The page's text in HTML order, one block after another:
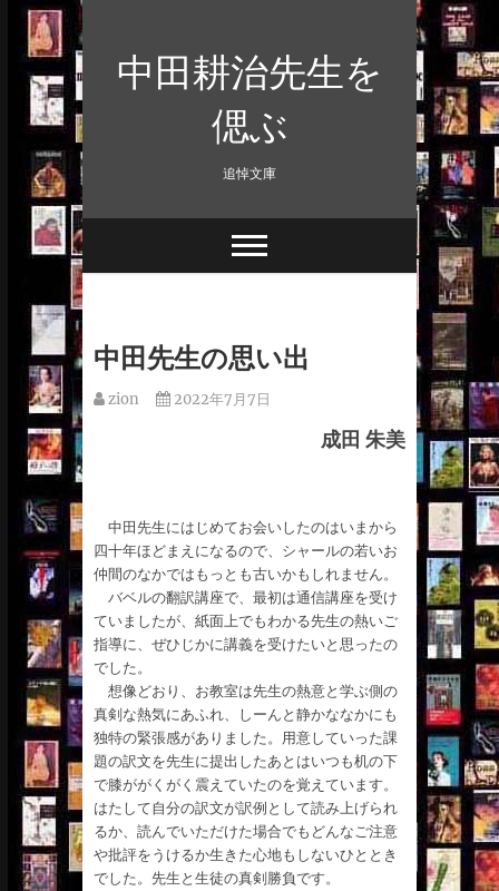
Skip
to
content中田耕治先生を
偲ぶ
追悼文庫
中田先生の思い出
zion 2022年7月7日
成田 朱美
中田先生にはじめてお会いしたのはいまから
四十年ほどまえになるので、シャールの若いお
仲間のなかではもっとも古いかもしれません。
バベルの翻訳講座で、最初は通信講座を受け
ていましたが、紙面上でもわかる先生の熱いご
指導に、ぜひじかに講義を受けたいと思ったの
でした。
想像どおり、お教室は先生の熱意と学ぶ側の
真剣な熱気にあふれ、しーんと静かななかにも
独特の緊張感がありました。用意していった課
題の訳文を先生に提出したあとはいつも机の下
で膝ががくがく震えていたのを覚えています。
はたして自分の訳文が訳例として読み上げられ
るか、読んでいただけた場合でもどんなご注意
や批評をうけるか生きた心地もしないひととき
でした。先生と生徒の真剣勝負です。